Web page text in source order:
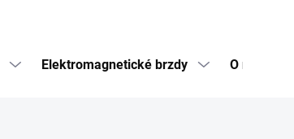
Elektromagnetické brzdy O nás